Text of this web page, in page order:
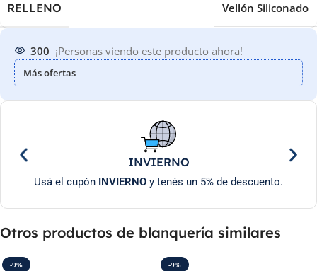
RELLENO Vellón Siliconado
300 ¡Personas viendo este producto ahora!
Más ofertas
INVIERNO
Usá el cupón INVIERNO y tenés un 5% de descuento.
Otros productos de blanquería similares
-9% -9%